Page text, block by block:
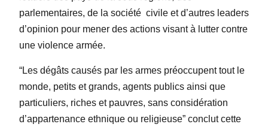
parlementaires, de la société civile et d’autres leaders
d’opinion pour mener des actions visant à lutter contre
une violence armée.
“Les dégâts causés par les armes préoccupent tout le
monde, petits et grands, agents publics ainsi que
particuliers, riches et pauvres, sans considération
d’appartenance ethnique ou religieuse” conclut cette